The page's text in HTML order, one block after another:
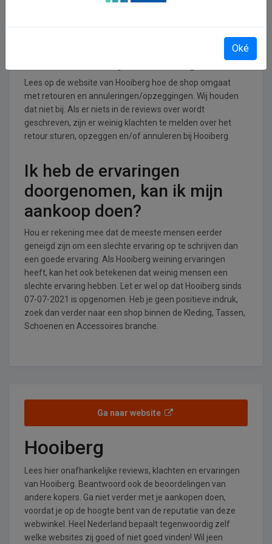
Lees op de website van Hooiberg hoe de shop omgaat
met retouren en annuleringen/opzeggingen. Wij houden
dat niet bij. Als er niets in de reviews over wordt
geschreven, zijn er weinig klachten te melden over het
retour sturen, opzeggen en/of annuleren bij Hooiberg.
Ik heb de ervaringen
doorgenomen, kan ik mijn
aankoop doen?
Hou er rekening mee dat de meeste mensen eerder
geneigd zijn om een slechte ervaring op te schrijven dan
een goede ervaring. Als Hooiberg weining ervaringen
heeft, kan het ook betekenen dat weinig mensen een
slechte ervaring hebben. Let er wel op dat Hooiberg sinds
07-07-2021 is opgenomen. Heb je geen positieve indruk,
zoek dan verder naar een shop binnen de Kleding, Tassen,
Schoenen en Accessoires branche.
Ga naar website
Hooiberg
Lees hier onafhankelijke reviews, klachten en ervaringen
van Hooiberg. Beantwoord ook de beoordelingen van
andere kopers. Ga niet verder met je aankopen doen,
voordat je op de hoogte bent van de reputatie van deze
webwinkel. Heel Nederland bepaalt tegenwoordig zelf
welke websites zij goed of niet goed vinden! Wil jeen
Oké